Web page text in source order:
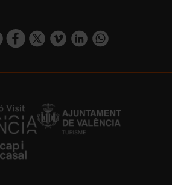
visit_valencia/
www.youtube.com/user/
https://www.facebook.com/
https://twitter.com/
https://vimeo.com/
https://www.linkedin.com/company/turismo-valencia/https://api.whatsapp.com/send/